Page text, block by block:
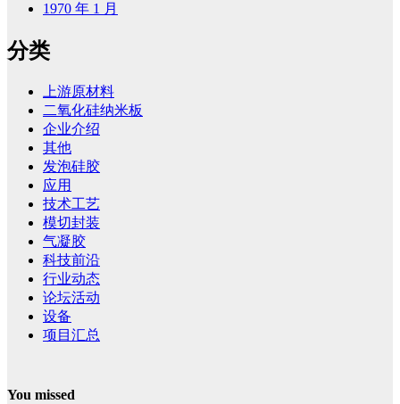
1970 年 1 月
分类
上游原材料
二氧化硅纳米板
企业介绍
其他
发泡硅胶
应用
技术工艺
模切封装
气凝胶
科技前沿
行业动态
论坛活动
设备
项目汇总
You missed